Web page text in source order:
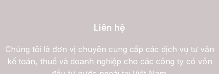
Liên hệ
Chúng tôi là đơn vị chuyên cung cấp các dịch vụ tư vấn
kế toán, thuế và doanh nghiệp cho các công ty có vốn